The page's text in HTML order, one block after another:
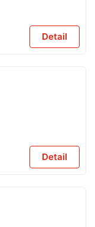
Detail
Detail